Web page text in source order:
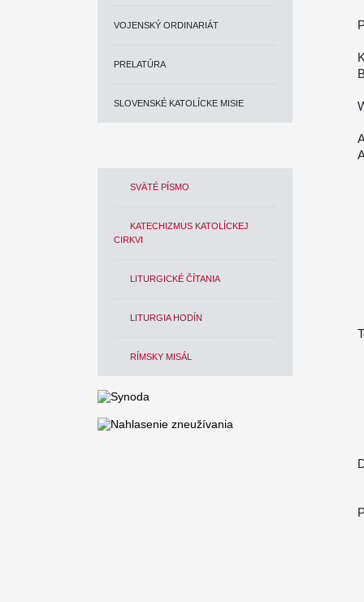
VOJENSKÝ ORDINARIÁT
PRELATÚRA
SLOVENSKÉ KATOLÍCKE MISIE
SVÄTÉ PÍSMO
KATECHIZMUS KATOLÍCKEJ
CIRKVI
LITURGICKÉ ČÍTANIA
LITURGIA HODÍN
RÍMSKY MISÁL